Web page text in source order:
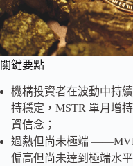
關鍵要點
機構投資者在波動中持
持穩定，MSTR 單月增
資信念；
過熱但尚未極端
偏高但尚未達到極端水